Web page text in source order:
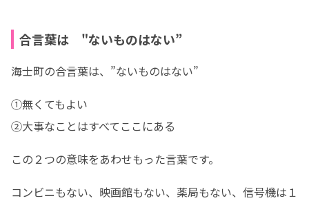
合言葉は "ないものはない”
海士町の合言葉は、”ないものはない”
①無くてもよい
②大事なことはすべてここにある
この２つの意味をあわせもった言葉です。
コンビニもない、映画館もない、薬局もない、信号機は１